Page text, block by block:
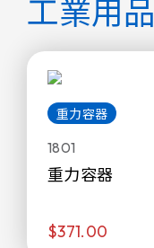
工業用品
重力容器
1801
重力容器
$371.00